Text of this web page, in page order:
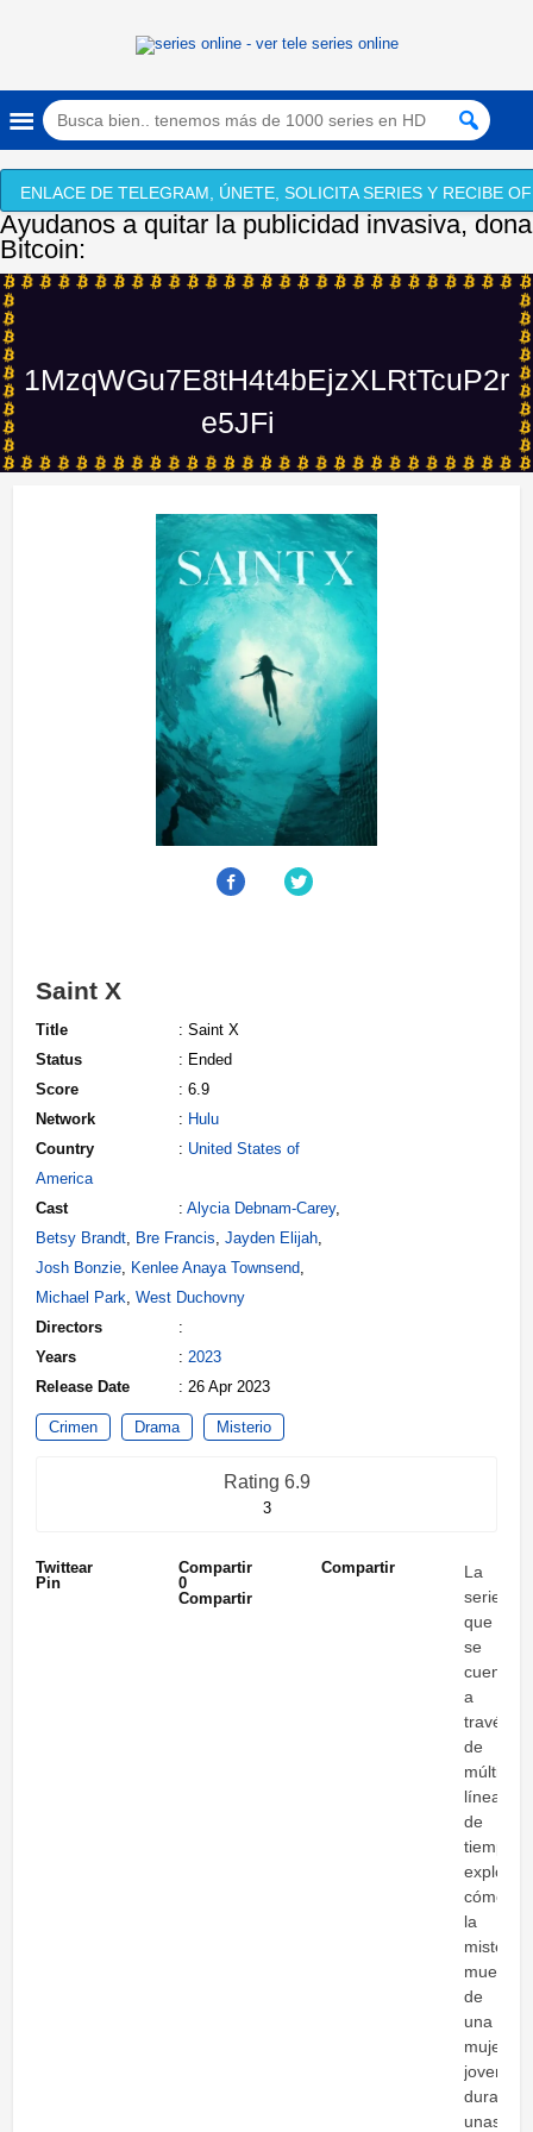
ENLACE DE TELEGRAM, ÚNETE, SOLICITA SERIES Y RECIBE
Ayudanos a quitar la publicidad invasiva, dona
Bitcoin:
1MzqWGu7E8tH4t4bEjzXLRtTcuP2r
e5JFi
Saint X
Title
: Saint X
Status
: Ended
Score
: 6.9
Network
: Hulu
Country
: United States of
America
Cast
: Alycia Debnam-Carey,
Betsy Brandt, Bre Francis, Jayden Elijah,
Josh Bonzie, Kenlee Anaya Townsend,
Michael Park, West Duchovny
Directors
:
Years
: 2023
Release Date
: 26 Apr 2023
Crimen Drama Misterio
Rating 6.9
3
Twittear Compartir
Compartir
Pin
0
Compartir
La
serie,
que
se
cuenta
a
través
de
múltiples
líneas
de
tiempo,
explora
cómo
la
muerte
de
una
mujer
joven
durante
unas